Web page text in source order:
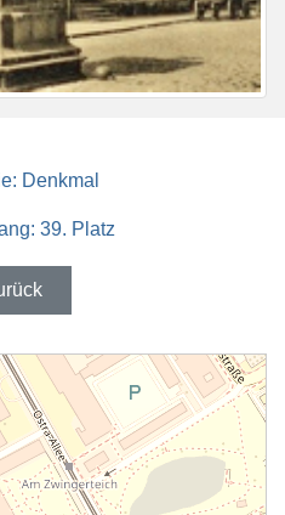
Denkmal
39. Platz